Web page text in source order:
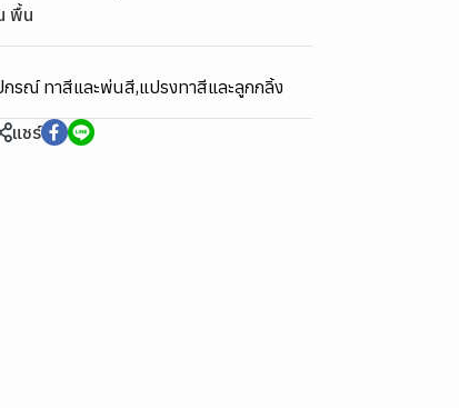
พื้น
กรณ์ ทาสีและพ่นสี,แปรงทาสีและลูกกลิ้ง
แชร์